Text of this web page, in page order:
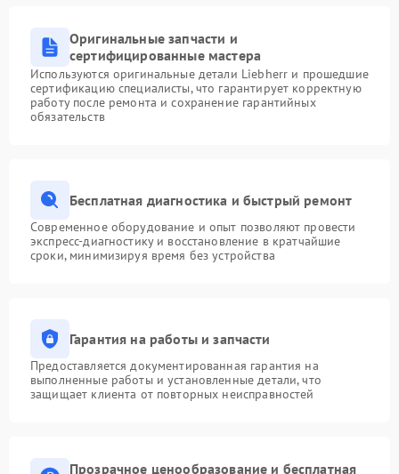
Оригинальные запчасти и
сертифицированные мастера
Используются оригинальные детали Liebherr и прошедшие
сертификацию специалисты, что гарантирует корректную
работу после ремонта и сохранение гарантийных
обязательств
Бесплатная диагностика и быстрый ремонт
Современное оборудование и опыт позволяют провести
экспресс-диагностику и восстановление в кратчайшие
сроки, минимизируя время без устройства
Гарантия на работы и запчасти
Предоставляется документированная гарантия на
выполненные работы и установленные детали, что
защищает клиента от повторных неисправностей
Прозрачное ценообразование и бесплатная